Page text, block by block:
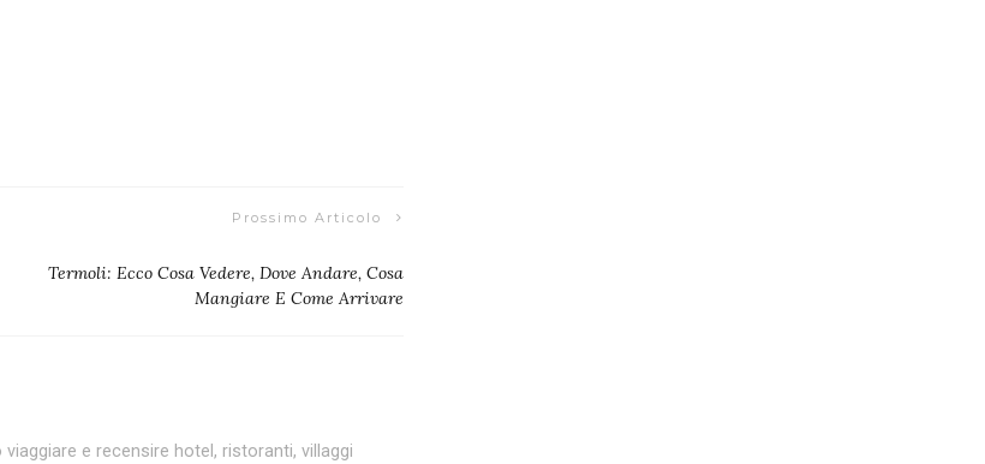
Prossimo Articolo
Termoli: Ecco Cosa Vedere, Dove Andare, Cosa
Mangiare E Come Arrivare
e recensire hotel, ristoranti, villaggi